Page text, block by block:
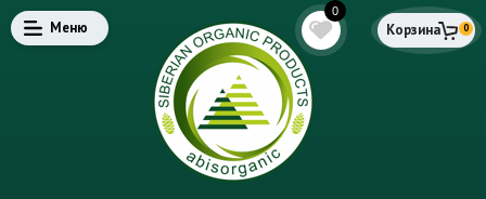
Меню
0
0
Корзина